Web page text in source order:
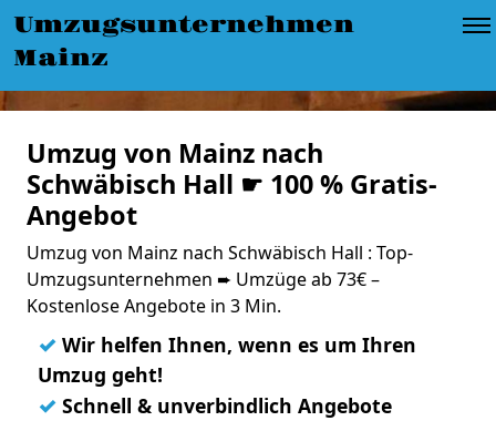
Umzugsunternehmen
Mainz
Umzug von Mainz nach
Schwäbisch Hall ☛ 100 % Gratis-
Angebot
Umzug von Mainz nach Schwäbisch Hall : Top-
Umzugsunternehmen ➨ Umzüge ab 73€ –
Kostenlose Angebote in 3 Min.
✓ Wir helfen Ihnen, wenn es um Ihren
Umzug geht!
✓ Schnell & unverbindlich Angebote